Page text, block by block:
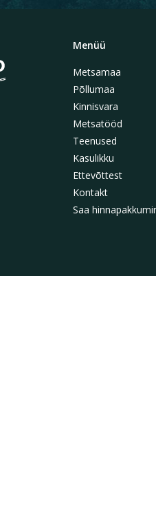
Menüü
Metsamaa
Põllumaa
Kinnisvara
Metsatööd
Teenused
Kasulikku
Ettevõttest
Kontakt
Saa